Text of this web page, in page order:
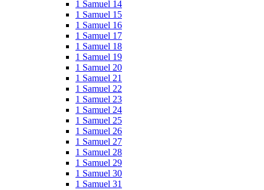
1 Samuel 14
1 Samuel 15
1 Samuel 16
1 Samuel 17
1 Samuel 18
1 Samuel 19
1 Samuel 20
1 Samuel 21
1 Samuel 22
1 Samuel 23
1 Samuel 24
1 Samuel 25
1 Samuel 26
1 Samuel 27
1 Samuel 28
1 Samuel 29
1 Samuel 30
1 Samuel 31